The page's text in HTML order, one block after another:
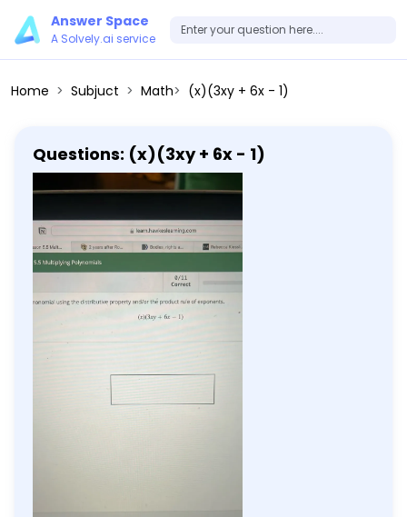
Answer Space
A Solvely.ai service
Home Subjuct Math (x)(3xy + 6x - 1)
Questions: (x)(3xy + 6x - 1)